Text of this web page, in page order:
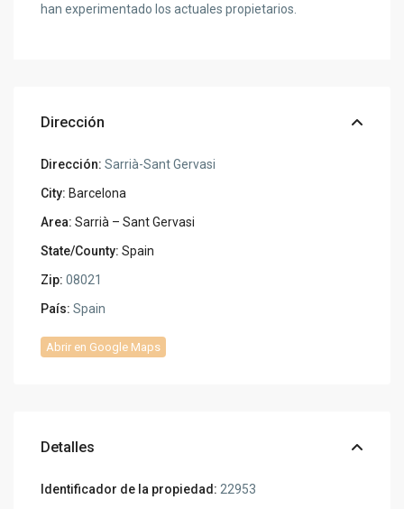
han experimentado los actuales propietarios.
Dirección
Dirección: Sarrià-Sant Gervasi
City: Barcelona
Area: Sarrià – Sant Gervasi
State/County: Spain
Zip: 08021
País: Spain
Abrir en Google Maps
Detalles
Identificador de la propiedad: 22953